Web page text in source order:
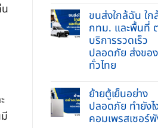
ของ
หนัก
ครบ
จบ
ใน
ที่
เดียว
รูป
เข้า
บ้าน
ใหม่
2569
ทำ
ชีวิต
ราบ
รื่น
ขนส่งใกล้ฉัน ใก
กทม. และพื้นที่
บริการรวดเร็ว
ปลอดภัย ส่งขอ
ทั่วไทย
Comments
on
ขนส่ง
ใกล้
ฉัน
ย้ายตู้เย็นอย่าง
ปลอดภัย ทำยังไ
คอมเพรสเซอร์